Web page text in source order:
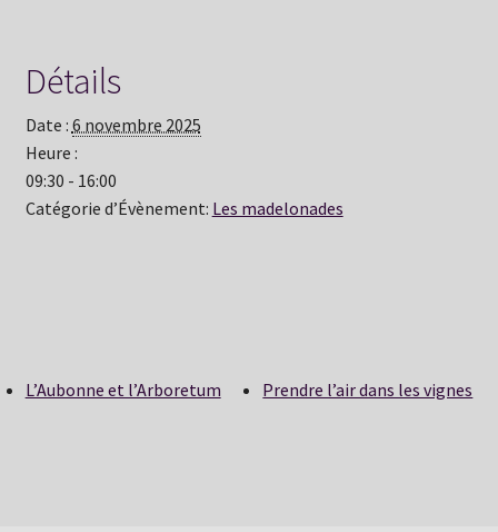
Détails
Date : 6 novembre 2025
Heure :
09:30 - 16:00
Catégorie d’Évènement: Les madelonades
L’Aubonne et l’Arboretum Prendre l’air dans les vignes